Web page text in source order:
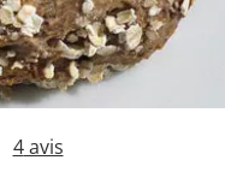
4avis